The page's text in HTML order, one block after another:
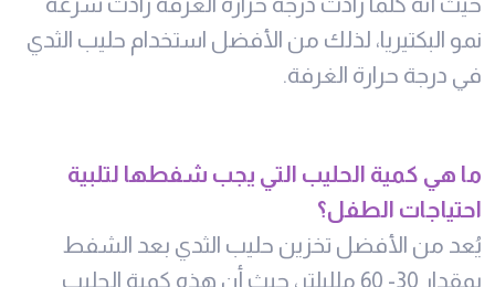
نمو البكتيريا، لذلك من الأفضل استخدام حليب الثدي
في درجة حرارة الغرفة.
ما هي كمية الحليب التي يجب شفطها لتلبية
احتياجات الطفل؟
يُعد من الأفضل تخزين حليب الثدي بعد الشفط
بمقدار 30- 60 ملليلتر، حيث أن هذه كمية الحليب